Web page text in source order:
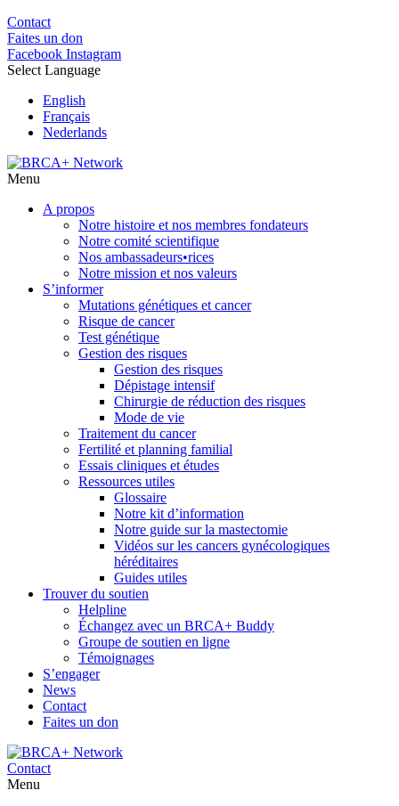
Contact
Faites un don
Facebook Instagram
Select Language
English
Français
Nederlands
Menu
A propos
Notre histoire et nos membres fondateurs
Notre comité scientifique
Nos ambassadeurs•rices
Notre mission et nos valeurs
S’informer
Mutations génétiques et cancer
Risque de cancer
Test génétique
Gestion des risques
Gestion des risques
Dépistage intensif
Chirurgie de réduction des risques
Mode de vie
Traitement du cancer
Fertilité et planning familial
Essais cliniques et études
Ressources utiles
Glossaire
Notre kit d’information
Notre guide sur la mastectomie
Vidéos sur les cancers gynécologiques
héréditaires
Guides utiles
Trouver du soutien
Helpline
Échangez avec un BRCA+ Buddy
Groupe de soutien en ligne
Témoignages
S’engager
News
Contact
Faites un don
Contact
Menu